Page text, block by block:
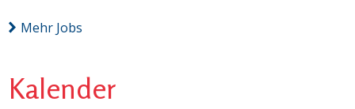
Mehr Jobs
Kalender